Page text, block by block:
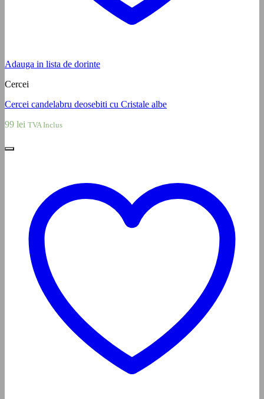
Adauga in lista de dorinte
Cercei
Cercei candelabru deosebiti cu Cristale albe
99 lei TVA Inclus